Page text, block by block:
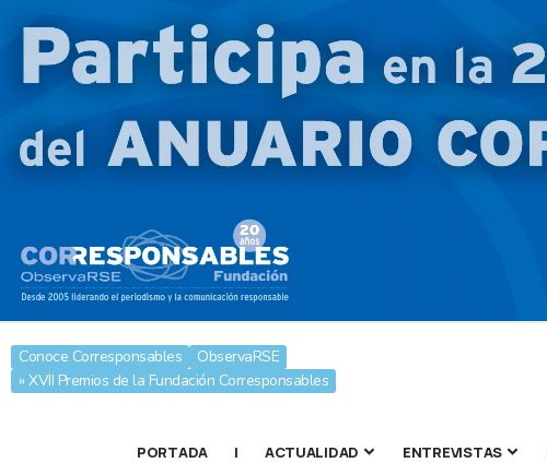
Conoce Corresponsables
ObservaRSE
» XVII Premios de la Fundación Corresponsables
PORTADA | ACTUALIDAD ENTREVISTAS